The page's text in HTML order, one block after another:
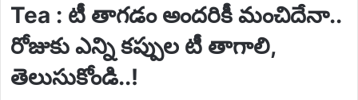
Tea : టీ తాగడం అందరికీ మంచిదేనా..
రోజుకు ఎన్ని కప్పుల టీ తాగాలి,
తెలుసుకోండి..!